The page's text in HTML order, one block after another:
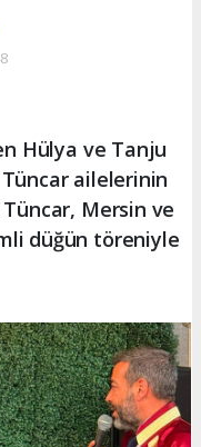
Hülya ve Tanju
ailelerinin
Mersin ve
düğün töreniyle